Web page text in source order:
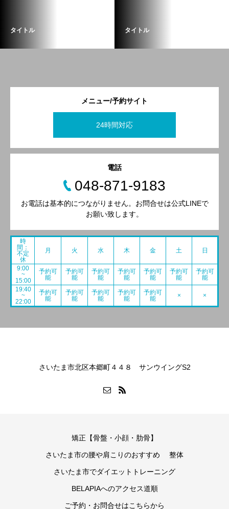
タイトル タイトル
メニュー/予約サイト
24時間対応
電話
048-871-9183
お電話は基本的につながりません。お問合せは公式LINEで
お願い致します。
時
間：
不定
休
月 火 水 木 金 土 日
9:00
~
15:00
予約可
能
予約可
能
予約可
能
予約可
能
予約可
能
予約可
能
予約可
能
19:40
~
22:00
予約可
能
予約可
能
予約可
能
予約可
能
予約可
能
× ×
さいたま市北区本郷町４４８ サンウイングS2
矯正【骨盤・小顔・肋骨】
さいたま市の腰や肩こりのおすすめ 整体
さいたま市でダイエットトレーニング
BELAPIAへのアクセス道順
ご予約・お問合せはこちらから